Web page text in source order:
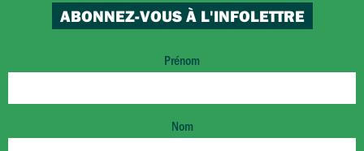
ABONNEZ-VOUS À L'INFOLETTRE
Prénom
Nom